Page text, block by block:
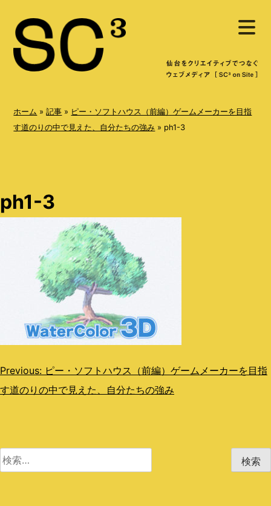
e
メ
ニ
を
開
く
ホーム »記事 » ピー・ソフトハウス（前編）ゲームメーカーを目指
す道のりの中で見えた、自分たちの強み » ph1-3
ph1-3
投
稿
ゲ
Previous: ピー・ソフトハウス（前編）ゲームメーカーを目指
す道のりの中で見えた、自分たちの強み
検